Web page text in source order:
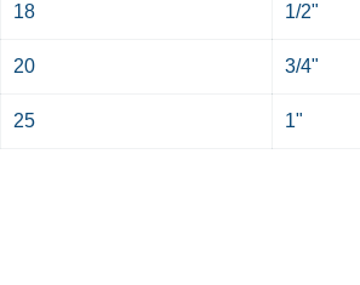
18 1/2"
20 3/4"
25 1"